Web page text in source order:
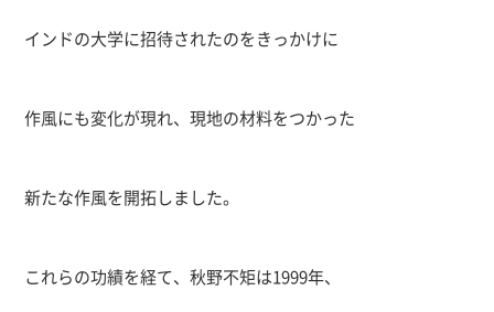
インドの大学に招待されたのをきっかけに
作風にも変化が現れ、現地の材料をつかった
新たな作風を開拓しました。
これらの功績を経て、秋野不矩は1999年、